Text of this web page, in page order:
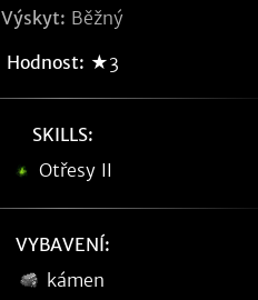
Výskyt: Běžný
Hodnost: ★3
SKILLS:
Otřesy II
VYBAVENÍ:
kámen